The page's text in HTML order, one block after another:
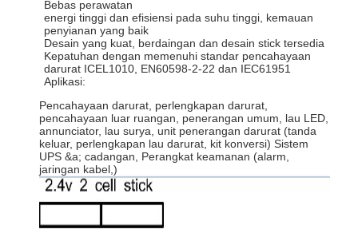
Bebas perawatan
energi tinggi dan efisiensi pada suhu tinggi, kemauan
penyianan yang baik
Desain yang kuat, berdaingan dan desain stick tersedia
Kepatuhan dengan memenuhi standar pencahayaan
darurat ICEL1010, EN60598-2-22 dan IEC61951
Aplikasi:
Pencahayaan darurat, perlengkapan darurat,
pencahayaan luar ruangan, penerangan umum, lau LED,
annunciator, lau surya, unit penerangan darurat (tanda
keluar, perlengkapan lau darurat, kit konversi) Sistem
UPS &a; cadangan, Perangkat keamanan (alarm,
jaringan kabel,)